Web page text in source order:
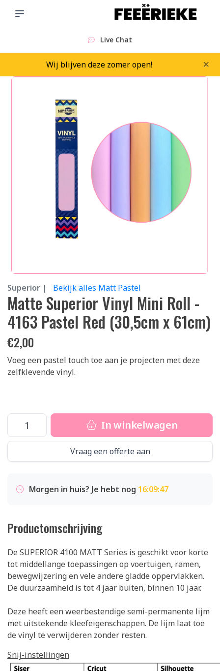
Live Chat
Wij blijven deze zomer open! ×
Superior | Bekijk alles Matt Pastel
Matte Superior Vinyl Mini Roll -
4163 Pastel Red (30,5cm x 61cm)
€2,00
Voeg een pastel touch toe aan je projecten met deze
zelfklevende vinyl.
In winkelwagen
Vraag een offerte aan
Morgen in huis? Je hebt nog 16:09:46
Productomschrijving
De SUPERIOR 4100 MATT Series is geschikt voor korte
tot middellange toepassingen op voertuigen, ramen,
bewegwijzering en vele andere gladde oppervlakken.
De duurzaamheid is tot 4 jaar buiten, binnen 10 jaar.
Deze heeft een weerbestendige semi-permanente lijm
met uitstekende kleefeigenschappen. De lijm laat toe
de vinyl te verwijderen zonder resten.
Snij-instellingen